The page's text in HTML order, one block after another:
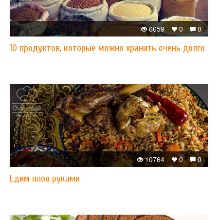
0
0
6659
10 продуктов, которые можно хранить очень долго
0
0
10764
​Едим плов руками